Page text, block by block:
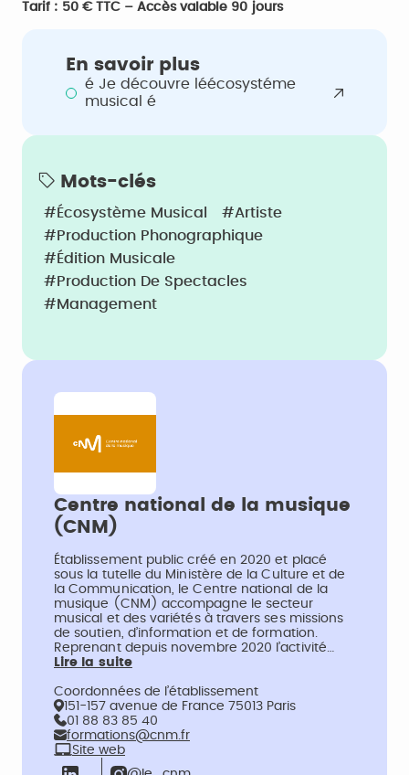
Tarif : 50 € TTC – Accès valable 90 jours
En savoir plus
é Je découvre léécosystéme
musical é
Mots-clés
#écosystème Musical
#Artiste
#Production Phonographique
#édition Musicale
#Production De Spectacles
#Management
Centre national de la musique
(CNM)
Établissement public créé en 2020 et placé
sous la tutelle du Ministère de la Culture et de
la Communication, le Centre national de la
musique (CNM) accompagne le secteur
musical et des variétés à travers ses missions
de soutien, d’information et de formation.
Reprenant depuis novembre 2020 l’activité…
Lire la suite
Coordonnées de l’établissement
151-157 avenue de France 75013 Paris
01 88 83 85 40
formations@cnm.fr
Site web